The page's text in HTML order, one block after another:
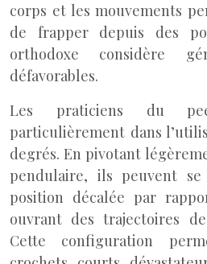
corps et les mouvements
de frapper depuis des
orthodoxe considère
défavorables.
Les praticiens du
particulièrement dans
degrés. En pivotant
pendulaire, ils peuvent
position décalée par
ouvrant des trajectoires
Cette configuration